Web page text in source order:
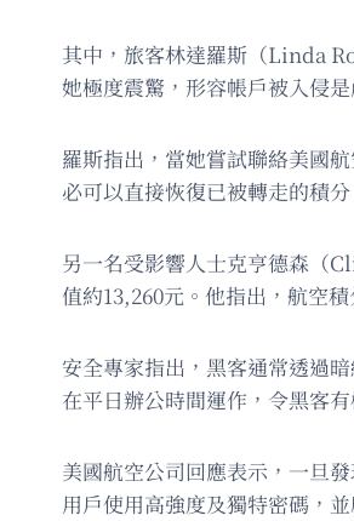
其中，旅客林達羅斯（Linda
她極度震驚，形容帳戶被入侵是
羅斯指出，當她嘗試聯絡美國
必可以直接恢復已被轉走的積分
另一名受影響人士克亨德森（
值約13,260元。他指出，航空
安全專家指出，黑客通常透過
在平日辦公時間運作，令黑客
美國航空公司回應表示，一旦
用戶使用高強度及獨特密碼，